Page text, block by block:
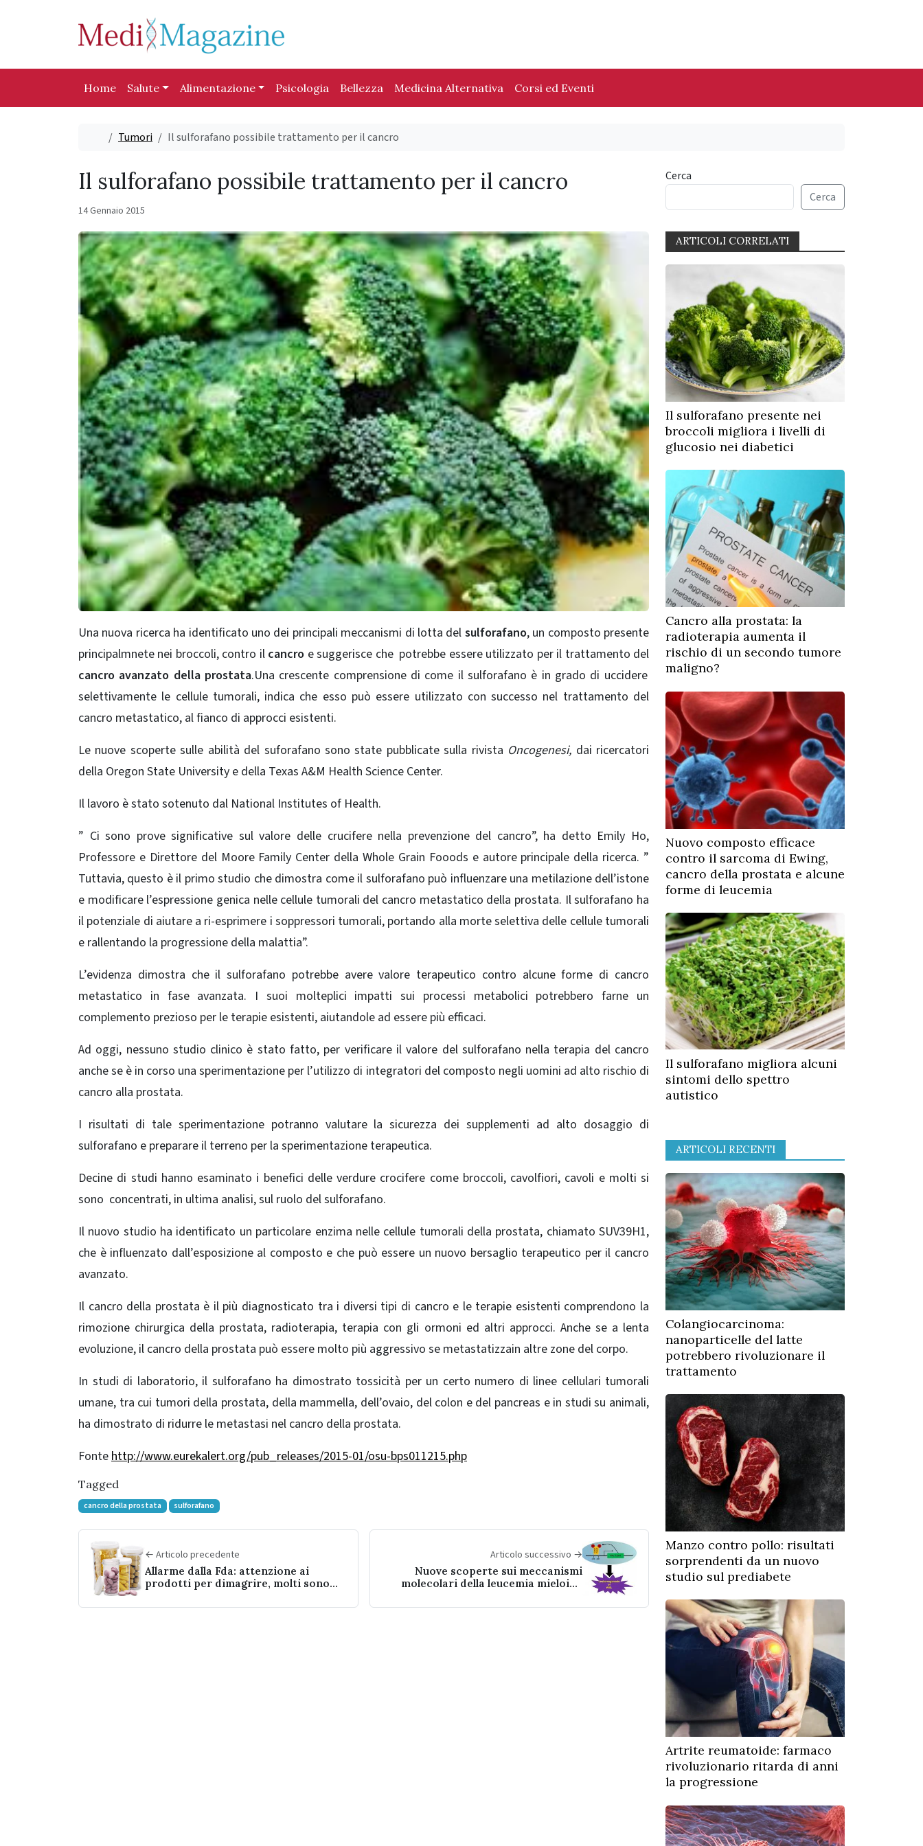
Home Salute Alimentazione Psicologia Bellezza Medicina Alternativa Corsi ed Eventi
HomeTumori Il sulforafano possibile trattamento per il cancro
Il sulforafano possibile trattamento per il cancro
14 Gennaio 2015
Una nuova ricerca ha identificato uno dei principali meccanismi di lotta del sulforafano, un composto presente
principalmnete nei broccoli, contro il cancro e suggerisce che potrebbe essere utilizzato per il trattamento del
cancro avanzato della prostata.Una crescente comprensione di come il sulforafano è in grado di uccidere
selettivamente le cellule tumorali, indica che esso può essere utilizzato con successo nel trattamento del
cancro metastatico, al fianco di approcci esistenti.
Le nuove scoperte sulle abilità del suforafano sono state pubblicate sulla rivista Oncogenesi, dai ricercatori
della Oregon State University e della Texas A&M Health Science Center.
Il lavoro è stato sotenuto dal National Institutes of Health.
” Ci sono prove significative sul valore delle crucifere nella prevenzione del cancro”, ha detto Emily Ho,
Professore e Direttore del Moore Family Center della Whole Grain Fooods e autore principale della ricerca. ”
Tuttavia, questo è il primo studio che dimostra come il sulforafano può influenzare una metilazione dell’istone
e modificare l’espressione genica nelle cellule tumorali del cancro metastatico della prostata. Il sulforafano ha
il potenziale di aiutare a ri-esprimere i soppressori tumorali, portando alla morte selettiva delle cellule tumorali
e rallentando la progressione della malattia”.
L’evidenza dimostra che il sulforafano potrebbe avere valore terapeutico contro alcune forme di cancro
metastatico in fase avanzata. I suoi molteplici impatti sui processi metabolici potrebbero farne un
complemento prezioso per le terapie esistenti, aiutandole ad essere più efficaci.
Ad oggi, nessuno studio clinico è stato fatto, per verificare il valore del sulforafano nella terapia del cancro
anche se è in corso una sperimentazione per l’utilizzo di integratori del composto negli uomini ad alto rischio di
cancro alla prostata.
I risultati di tale sperimentazione potranno valutare la sicurezza dei supplementi ad alto dosaggio di
sulforafano e preparare il terreno per la sperimentazione terapeutica.
Decine di studi hanno esaminato i benefici delle verdure crocifere come broccoli, cavolfiori, cavoli e molti si
sono concentrati, in ultima analisi, sul ruolo del sulforafano.
Il nuovo studio ha identificato un particolare enzima nelle cellule tumorali della prostata, chiamato SUV39H1,
che è influenzato dall’esposizione al composto e che può essere un nuovo bersaglio terapeutico per il cancro
avanzato.
Il cancro della prostata è il più diagnosticato tra i diversi tipi di cancro e le terapie esistenti comprendono la
rimozione chirurgica della prostata, radioterapia, terapia con gli ormoni ed altri approcci. Anche se a lenta
evoluzione, il cancro della prostata può essere molto più aggressivo se metastatizzain altre zone del corpo.
In studi di laboratorio, il sulforafano ha dimostrato tossicità per un certo numero di linee cellulari tumorali
umane, tra cui tumori della prostata, della mammella, dell’ovaio, del colon e del pancreas e in studi su animali,
ha dimostrato di ridurre le metastasi nel cancro della prostata.
Fonte http://www.eurekalert.org/pub_releases/2015-01/osu-bps011215.php
Tagged
cancro della prostata sulforafano
← Articolo precedente
Allarme dalla Fda: attenzione ai
prodotti per dimagrire, molti sono
Articolo successivo →
Nuove scoperte sui meccanismi
molecolari della leucemia mieloide
Cerca
Cerca
ARTICOLI CORRELATI
Il sulforafano presente nei
broccoli migliora i livelli di
glucosio nei diabetici
Cancro alla prostata: la
radioterapia aumenta il
rischio di un secondo tumore
maligno?
Nuovo composto efficace
contro il sarcoma di Ewing,
cancro della prostata e alcune
forme di leucemia
Il sulforafano migliora alcuni
sintomi dello spettro
autistico
ARTICOLI RECENTI
Colangiocarcinoma:
nanoparticelle del latte
potrebbero rivoluzionare il
trattamento
Manzo contro pollo: risultati
sorprendenti da un nuovo
studio sul prediabete
Artrite reumatoide: farmaco
rivoluzionario ritarda di anni
la progressione